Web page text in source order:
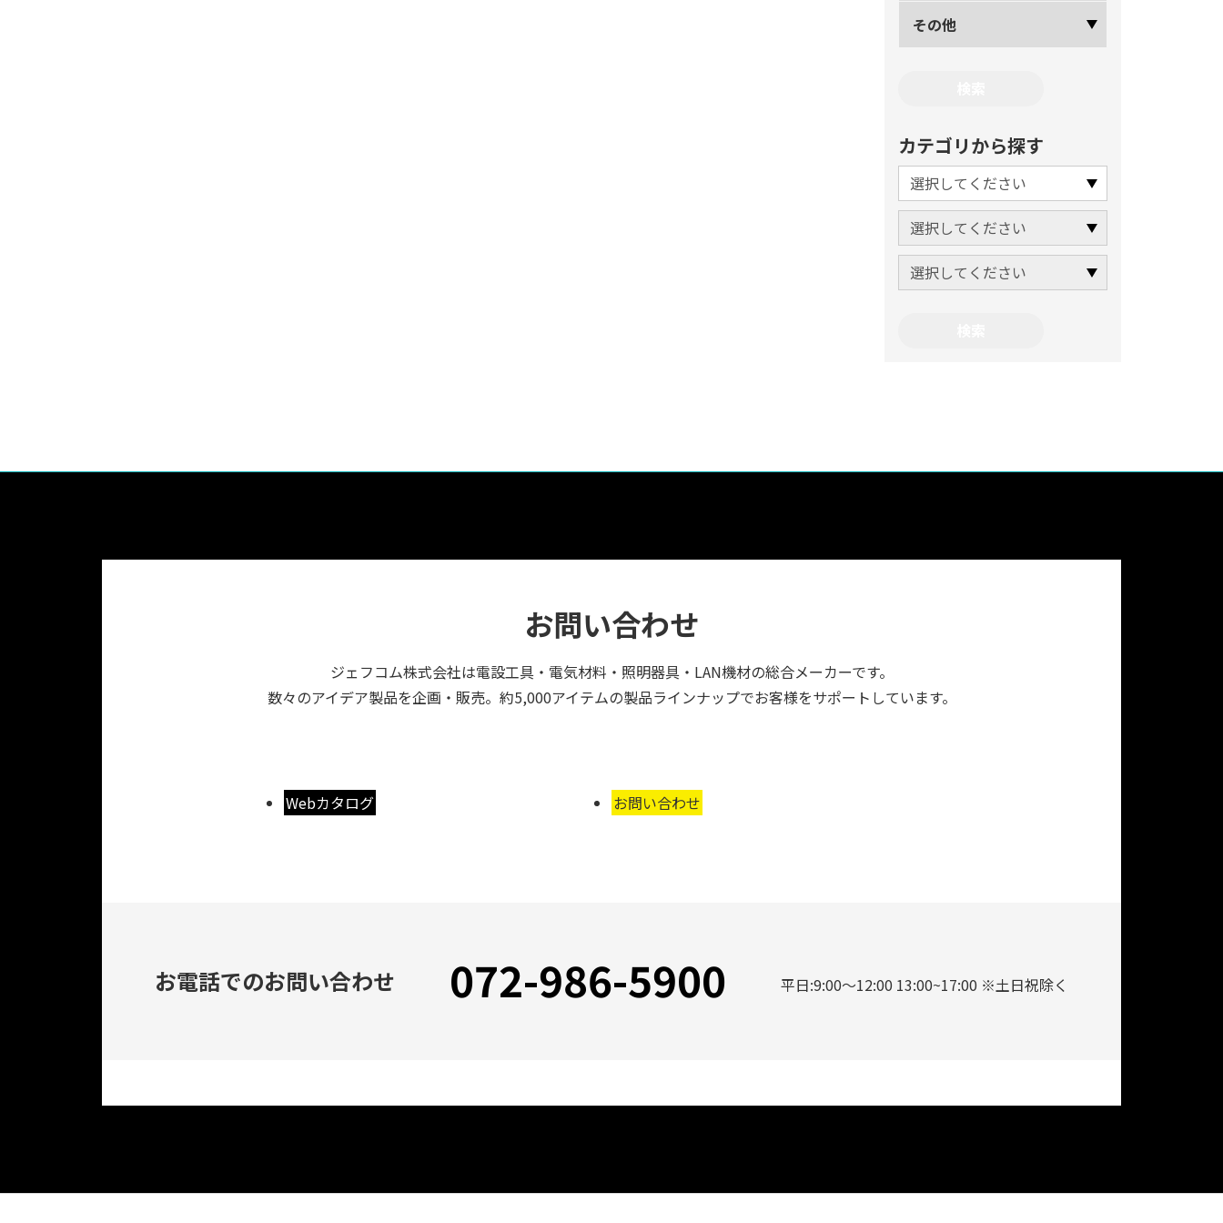
その他
カテゴリから探す
お問い合わせ
ジェフコム株式会社は電設工具・電気材料・照明器具・LAN機材の総合メーカーです。
数々のアイデア製品を企画・販売。約5,000アイテムの製品ラインナップでお客様をサポートしています。
Webカタログ お問い合わせ
お電話でのお問い合わせ 072-986-5900 平日:9:00～12:00 13:00~17:00 ※土日祝除く